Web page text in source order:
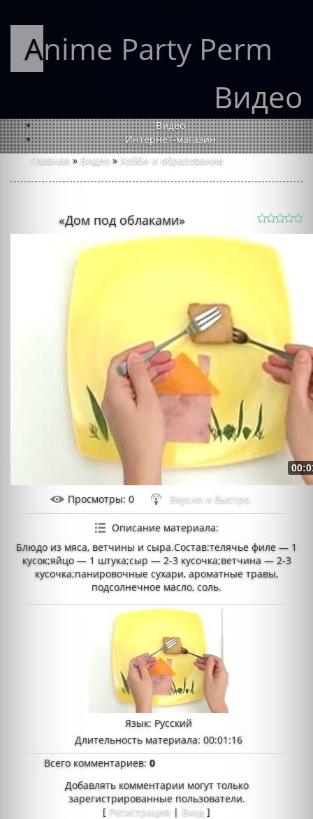
Anime Party Perm
Видео
Видео
Интернет-магазин
Главная » Видео » Хобби и образование
«Дом под облаками»
Просмотры: 0 Вкусно и быстро
Описание материала:
Блюдо из мяса, ветчины и сыра.Состав:телячье филе — 1
кусок;яйцо — 1 штука;сыр — 2-3 кусочка;ветчина — 2-3
кусочка;панировочные сухари, ароматные травы,
подсолнечное масло, соль.
Язык: Русский
Длительность материала: 00:01:16
Всего комментариев:0
Добавлять комментарии могут только
зарегистрированные пользователи.
[ Регистрация | Вход ]